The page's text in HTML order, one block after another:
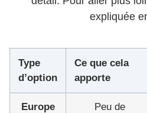
expliquée
Type
d’option
Ce que cela
apporte
Europe
Peu de